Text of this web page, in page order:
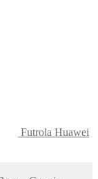
Futrola Huawei